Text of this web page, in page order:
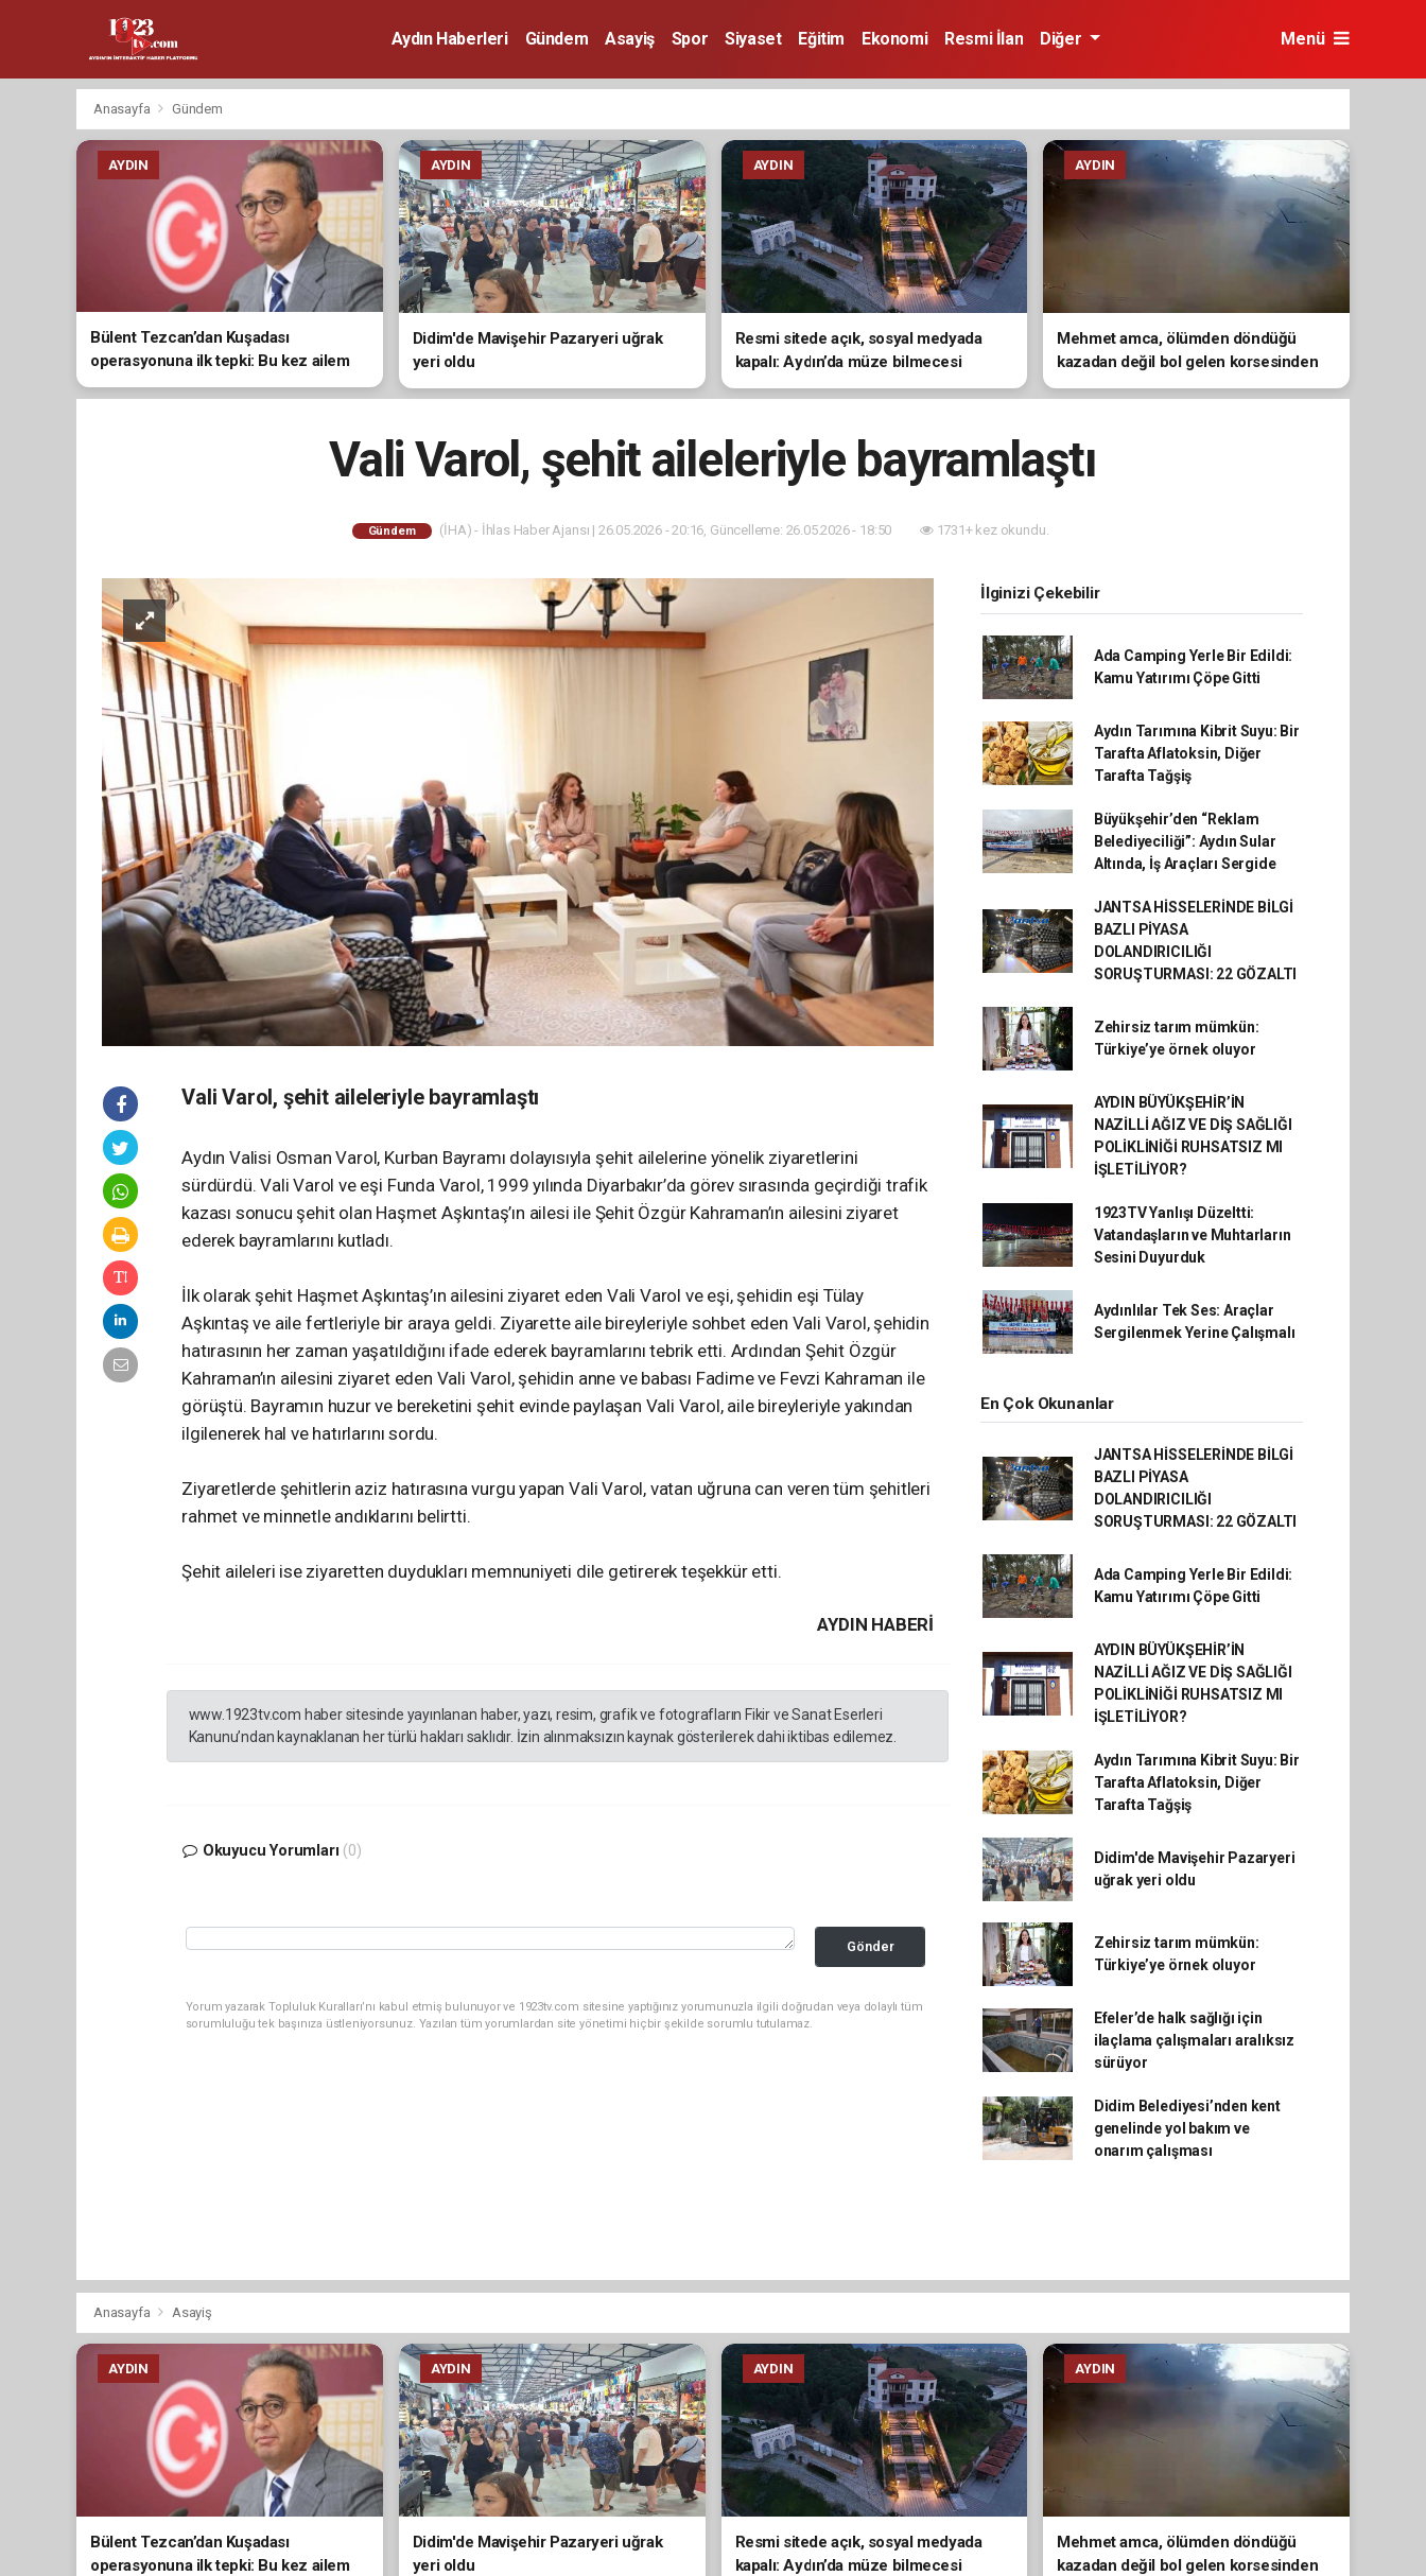
Aydın Haberleri Gündem Asayiş Spor Siyaset Eğitim Ekonomi Resmi İlan Diğer Menü
Anasayfa Gündem
AYDIN
Bülent Tezcan’dan Kuşadası
operasyonuna ilk tepki: Bu kez ailem
de doğrudan hedef alındı
AYDIN
Didim'de Mavişehir Pazaryeri uğrak
yeri oldu
AYDIN
Resmi sitede açık, sosyal medyada
kapalı: Aydın’da müze bilmecesi
AYDIN
Mehmet amca, ölümden döndüğü
kazadan değil bol gelen korsesinden
şikayetçi oldu
Vali Varol, şehit aileleriyle bayramlaştı
Gündem (İHA) - İhlas Haber Ajansı | 26.05.2026 - 20:16, Güncelleme: 26.05.2026 - 18:50 1731+ kez okundu.
Vali Varol, şehit aileleriyle bayramlaştı
Aydın Valisi Osman Varol, Kurban Bayramı dolayısıyla şehit ailelerine yönelik ziyaretlerini
sürdürdü. Vali Varol ve eşi Funda Varol, 1999 yılında Diyarbakır’da görev sırasında geçirdiği trafik
kazası sonucu şehit olan Haşmet Aşkıntaş’ın ailesi ile Şehit Özgür Kahraman’ın ailesini ziyaret
ederek bayramlarını kutladı.
İlk olarak şehit Haşmet Aşkıntaş’ın ailesini ziyaret eden Vali Varol ve eşi, şehidin eşi Tülay
Aşkıntaş ve aile fertleriyle bir araya geldi. Ziyarette aile bireyleriyle sohbet eden Vali Varol, şehidin
hatırasının her zaman yaşatıldığını ifade ederek bayramlarını tebrik etti. Ardından Şehit Özgür
Kahraman’ın ailesini ziyaret eden Vali Varol, şehidin anne ve babası Fadime ve Fevzi Kahraman ile
görüştü. Bayramın huzur ve bereketini şehit evinde paylaşan Vali Varol, aile bireyleriyle yakından
ilgilenerek hal ve hatırlarını sordu.
Ziyaretlerde şehitlerin aziz hatırasına vurgu yapan Vali Varol, vatan uğruna can veren tüm şehitleri
rahmet ve minnetle andıklarını belirtti.
Şehit aileleri ise ziyaretten duydukları memnuniyeti dile getirerek teşekkür etti.
AYDIN HABERİ
www.1923tv.com haber sitesinde yayınlanan haber, yazı, resim, grafik ve fotografların Fikir ve Sanat Eserleri
Kanunu’ndan kaynaklanan her türlü hakları saklıdır. İzin alınmaksızın kaynak gösterilerek dahi iktibas edilemez.
Okuyucu Yorumları (0)
Gönder
Yorum yazarak Topluluk Kuralları’nı kabul etmiş bulunuyor ve 1923tv.com sitesine yaptığınız yorumunuzla ilgili doğrudan veya dolaylı tüm
sorumluluğu tek başınıza üstleniyorsunuz. Yazılan tüm yorumlardan site yönetimi hiçbir şekilde sorumlu tutulamaz.
İlginizi Çekebilir
Ada Camping Yerle Bir Edildi:
Kamu Yatırımı Çöpe Gitti
Aydın Tarımına Kibrit Suyu: Bir
Tarafta Aflatoksin, Diğer
Tarafta Tağşiş
Büyükşehir’den “Reklam
Belediyeciliği”: Aydın Sular
Altında, İş Araçları Sergide
JANTSA HİSSELERİNDE BİLGİ
BAZLI PİYASA
DOLANDIRICILIĞI
SORUŞTURMASI: 22 GÖZALTI
Zehirsiz tarım mümkün:
Türkiye’ye örnek oluyor
AYDIN BÜYÜKŞEHİR’İN
NAZİLLİ AĞIZ VE DİŞ SAĞLIĞI
POLİKLİNİĞİ RUHSATSIZ MI
İŞLETİLİYOR?
1923TV Yanlışı Düzeltti:
Vatandaşların ve Muhtarların
Sesini Duyurduk
Aydınlılar Tek Ses: Araçlar
Sergilenmek Yerine Çalışmalı
En Çok Okunanlar
JANTSA HİSSELERİNDE BİLGİ
BAZLI PİYASA
DOLANDIRICILIĞI
SORUŞTURMASI: 22 GÖZALTI
Ada Camping Yerle Bir Edildi:
Kamu Yatırımı Çöpe Gitti
AYDIN BÜYÜKŞEHİR’İN
NAZİLLİ AĞIZ VE DİŞ SAĞLIĞI
POLİKLİNİĞİ RUHSATSIZ MI
İŞLETİLİYOR?
Aydın Tarımına Kibrit Suyu: Bir
Tarafta Aflatoksin, Diğer
Tarafta Tağşiş
Didim'de Mavişehir Pazaryeri
uğrak yeri oldu
Zehirsiz tarım mümkün:
Türkiye’ye örnek oluyor
Efeler’de halk sağlığı için
ilaçlama çalışmaları aralıksız
sürüyor
Didim Belediyesi’nden kent
genelinde yol bakım ve
onarım çalışması
Anasayfa Asayiş
AYDIN
Bülent Tezcan’dan Kuşadası
operasyonuna ilk tepki: Bu kez ailem
AYDIN
Didim'de Mavişehir Pazaryeri uğrak
yeri oldu
AYDIN
Resmi sitede açık, sosyal medyada
kapalı: Aydın’da müze bilmecesi
AYDIN
Mehmet amca, ölümden döndüğü
kazadan değil bol gelen korsesinden